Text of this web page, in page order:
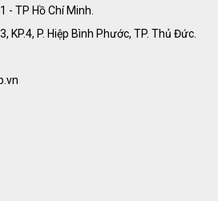
- TP Hồ Chí Minh.
KP.4, P. Hiệp Bình Phước, TP. Thủ Đức.